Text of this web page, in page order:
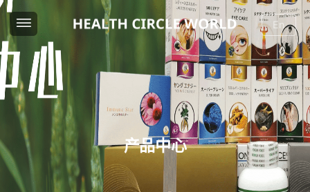
En
产品中心